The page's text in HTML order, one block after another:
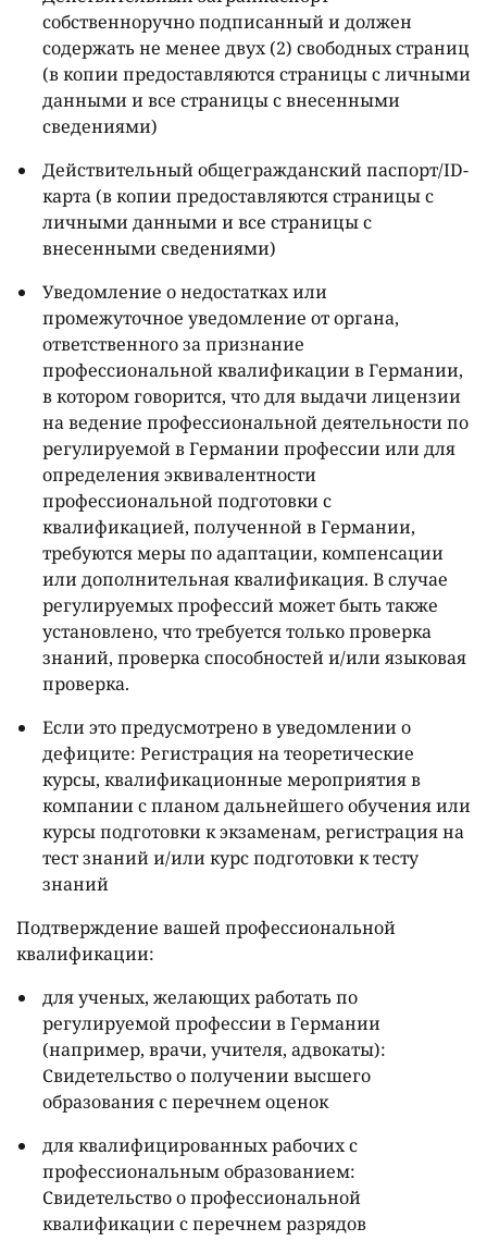
собственноручно подписанный и должен
содержать не менее двух (2) свободных страниц
(в копии предоставляются страницы с личными
данными и все страницы с внесенными
сведениями)
Действительный общегражданский паспорт/ID-
карта (в копии предоставляются страницы с
личными данными и все страницы с
внесенными сведениями)
Уведомление о недостатках или
промежуточное уведомление от органа,
ответственного за признание
профессиональной квалификации в Германии,
в котором говорится, что для выдачи лицензии
на ведение профессиональной деятельности по
регулируемой в Германии профессии или для
определения эквивалентности
профессиональной подготовки с
квалификацией, полученной в Германии,
требуются меры по адаптации, компенсации
или дополнительная квалификация. В случае
регулируемых профессий может быть также
установлено, что требуется только проверка
знаний, проверка способностей и/или языковая
проверка.
Если это предусмотрено в уведомлении о
дефиците: Регистрация на теоретические
курсы, квалификационные мероприятия в
компании с планом дальнейшего обучения или
курсы подготовки к экзаменам, регистрация на
тест знаний и/или курс подготовки к тесту
знаний
Подтверждение вашей профессиональной
квалификации:
для ученых, желающих работать по
регулируемой профессии в Германии
(например, врачи, учителя, адвокаты):
Свидетельство о получении высшего
образования с перечнем оценок
для квалифицированных рабочих с
профессиональным образованием:
Свидетельство о профессиональной
квалификации с перечнем разрядов